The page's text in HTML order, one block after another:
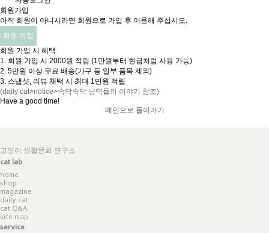
회원가입
아직 회원이 아니시라면 회원으로 가입 후 이용해 주십시오.
회원 가입
회원 가입 시 혜택
1. 회원 가입 시 2000원 적립 (1만원부터 현금처럼 사용 가능)
2. 5만원 이상 무료 배송(가구 등 일부 품목 제외)
3. 스냅샷, 리뷰 채택 시 최대 1만원 적립
(daily cat>notice>속닥속닥 냥덕들의 이야기 참조)
Have a good time!​
메인으로 돌아가기
고양이 생활문화 연구소
cat lab
home
shop
magazine
daily cat
cat Q&A
site map
service